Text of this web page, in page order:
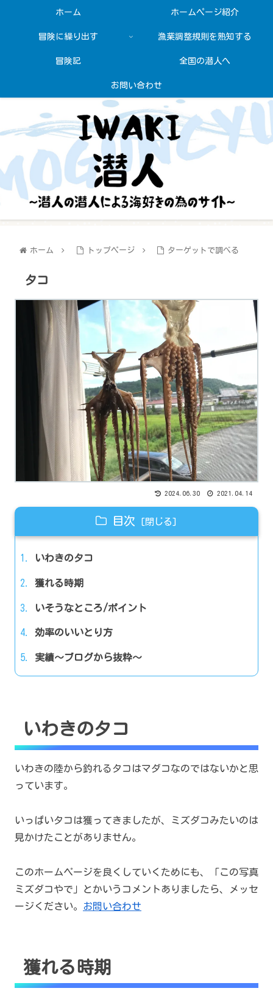
ホーム ホームページ紹介
冒険に繰り出す 漁業調整規則を熟知する
冒険記 全国の潜人へ
お問い合わせ
ホーム トップページ ターゲットで調べる
タコ
2024.06.30 2021.04.14
目次
いわきのタコ
獲れる時期
いそうなところ/ポイント
効率のいいとり方
実績～ブログから抜粋～
いわきのタコ
いわきの陸から釣れるタコはマダコなのではないかと思
っています。
いっぱいタコは獲ってきましたが、ミズダコみたいのは
見かけたことがありません。
このホームページを良くしていくためにも、「この写真
ミズダコやで」とかいうコメントありましたら、メッセ
ージください。
お問い合わせ
獲れる時期